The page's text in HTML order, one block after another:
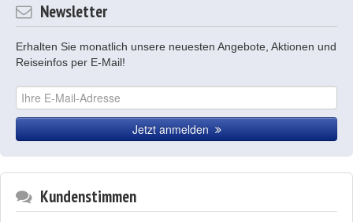
Newsletter
Erhalten Sie monatlich unsere neuesten Angebote, Aktionen und
Reiseinfos per E-Mail!
Jetzt anmelden
Kundenstimmen